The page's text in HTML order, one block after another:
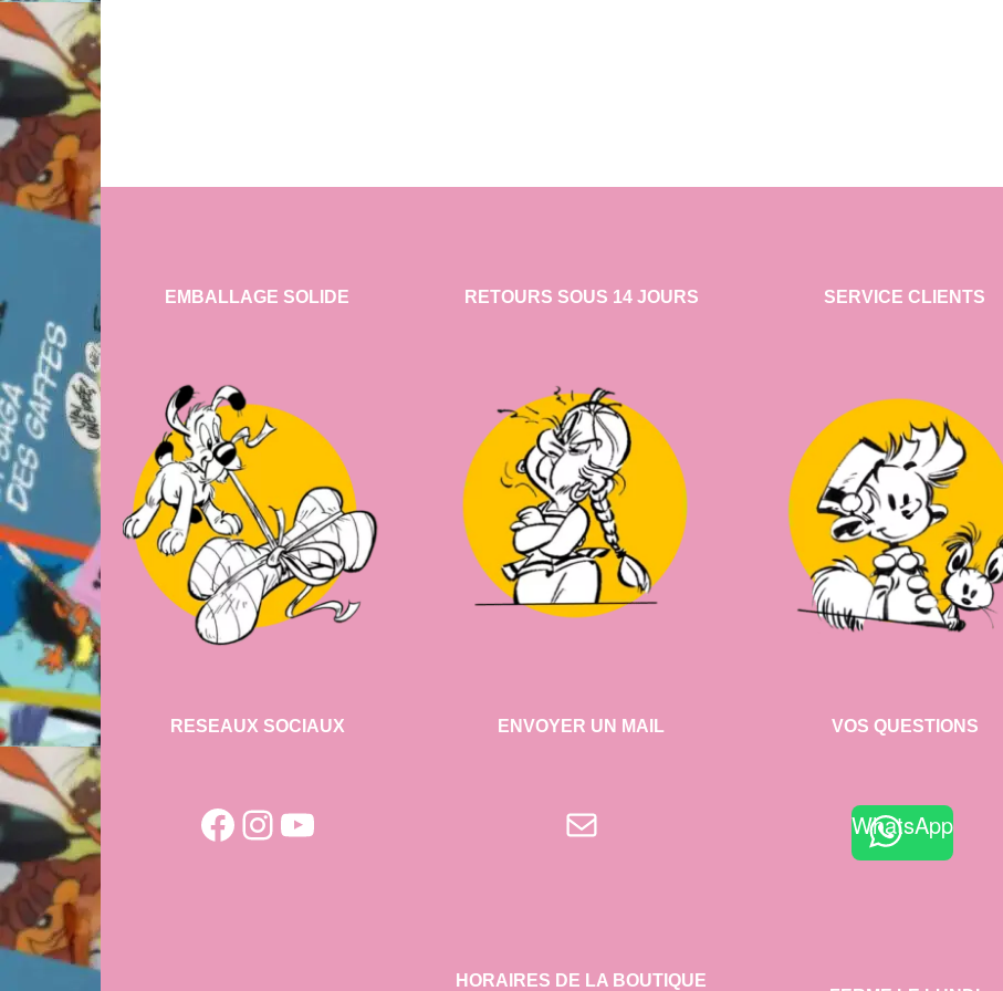
EMBALLAGE SOLIDE
RESEAUX SOCIAUX
Facebook
Instagram
YouTube
RETOURS SOUS 14 JOURS
ENVOYER UN MAIL
E-mail
HORAIRES DE LA BOUTIQUE
SERVICE CLIENTS
VOS QUESTIONS
WhatsApp